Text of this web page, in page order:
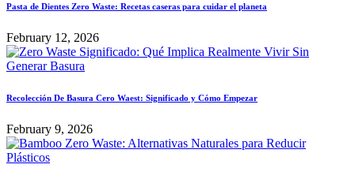
Pasta de Dientes Zero Waste: Recetas caseras para cuidar el planeta
February 12, 2026
Recolección De Basura Cero Waest: Significado y Cómo Empezar
February 9, 2026